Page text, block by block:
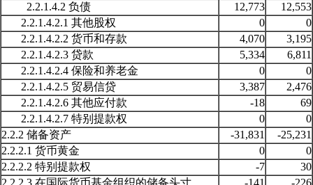
2.2.1.4.2 负债
12,773
12,553
2.2.1.4.2.1 其他股权
0
0
2.2.1.4.2.2 货币和存款
4,070
3,195
2.2.1.4.2.3 贷款
5,334
6,811
2.2.1.4.2.4 保险和养老金
0
0
2.2.1.4.2.5 贸易信贷
3,387
2,476
2.2.1.4.2.6 其他应付款
-18
69
2.2.1.4.2.7 特别提款权
0
0
2.2.2 储备资产
-31,831
-25,231
2.2.2.1 货币黄金
0
0
2.2.2.2 特别提款权
-7
30
2.2.2.3 在国际货币基金组织的储备头寸
-141 -226